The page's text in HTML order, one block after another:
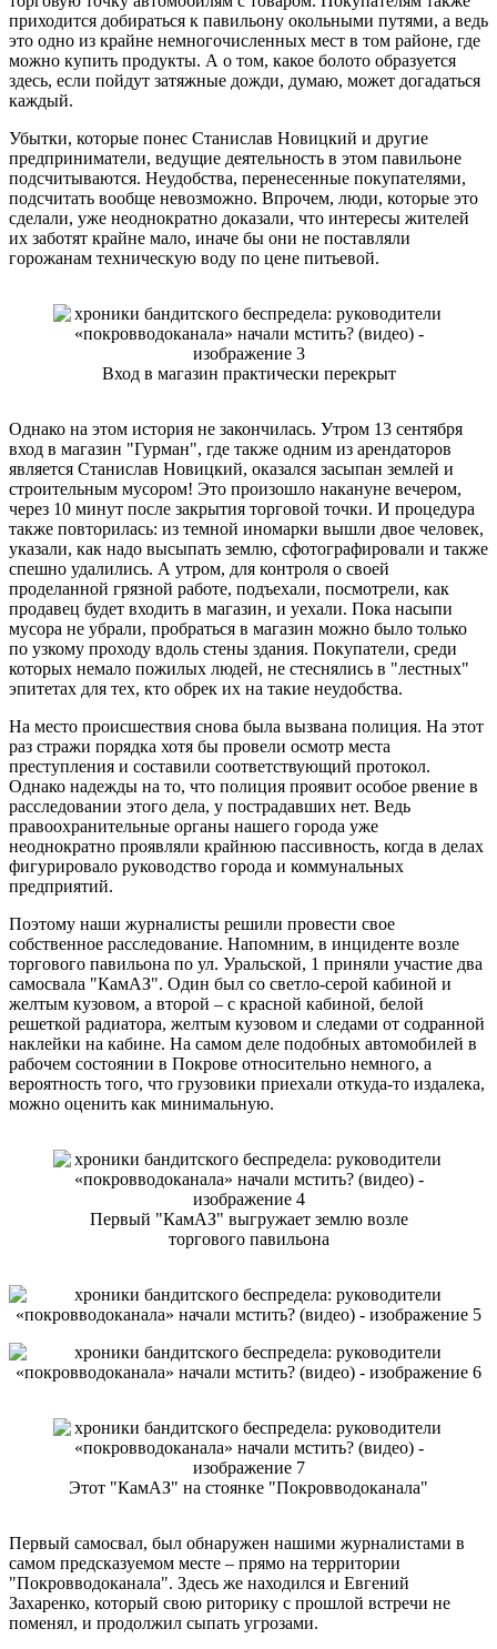
приходится добираться к павильону окольными путями, а ведь
это одно из крайне немногочисленных мест в том районе, где
можно купить продукты. А о том, какое болото образуется
здесь, если пойдут затяжные дожди, думаю, может догадаться
каждый.
Убытки, которые понес Станислав Новицкий и другие
предприниматели, ведущие деятельность в этом павильоне
подсчитываются. Неудобства, перенесенные покупателями,
подсчитать вообще невозможно. Впрочем, люди, которые это
сделали, уже неоднократно доказали, что интересы жителей
их заботят крайне мало, иначе бы они не поставляли
горожанам техническую воду по цене питьевой.
Вход в магазин практически перекрыт
Однако на этом история не закончилась. Утром 13 сентября
вход в магазин "Гурман", где также одним из арендаторов
является Станислав Новицкий, оказался засыпан землей и
строительным мусором! Это произошло накануне вечером,
через 10 минут после закрытия торговой точки. И процедура
также повторилась: из темной иномарки вышли двое человек,
указали, как надо высыпать землю, сфотографировали и также
спешно удалились. А утром, для контроля о своей
проделанной грязной работе, подъехали, посмотрели, как
продавец будет входить в магазин, и уехали. Пока насыпи
мусора не убрали, пробраться в магазин можно было только
по узкому проходу вдоль стены здания. Покупатели, среди
которых немало пожилых людей, не стеснялись в "лестных"
эпитетах для тех, кто обрек их на такие неудобства.
На место происшествия снова была вызвана полиция. На этот
раз стражи порядка хотя бы провели осмотр места
преступления и составили соответствующий протокол.
Однако надежды на то, что полиция проявит особое рвение в
расследовании этого дела, у пострадавших нет. Ведь
правоохранительные органы нашего города уже
неоднократно проявляли крайнюю пассивность, когда в делах
фигурировало руководство города и коммунальных
предприятий.
Поэтому наши журналисты решили провести свое
собственное расследование. Напомним, в инциденте возле
торгового павильона по ул. Уральской, 1 приняли участие два
самосвала "КамАЗ". Один был со светло-серой кабиной и
желтым кузовом, а второй – с красной кабиной, белой
решеткой радиатора, желтым кузовом и следами от содранной
наклейки на кабине. На самом деле подобных автомобилей в
рабочем состоянии в Покрове относительно немного, а
вероятность того, что грузовики приехали откуда-то издалека,
можно оценить как минимальную.
Первый "КамАЗ" выгружает землю возле
торгового павильона
Этот "КамАЗ" на стоянке "Покровводоканала"
Первый самосвал, был обнаружен нашими журналистами в
самом предсказуемом месте – прямо на территории
"Покровводоканала". Здесь же находился и Евгений
Захаренко, который свою риторику с прошлой встречи не
поменял, и продолжил сыпать угрозами.